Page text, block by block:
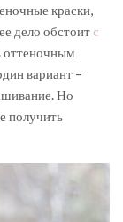
краски,
дело обстоитс
оттеночным
вариант –
Но
получить